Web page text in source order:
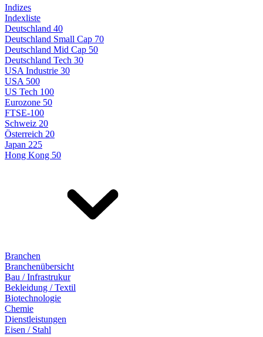
Indizes
Indexliste
Deutschland 40
Deutschland Small Cap 70
Deutschland Mid Cap 50
Deutschland Tech 30
USA Industrie 30
USA 500
US Tech 100
Eurozone 50
FTSE-100
Schweiz 20
Österreich 20
Japan 225
Hong Kong 50
Branchen
Branchenübersicht
Bau / Infrastrukur
Bekleidung / Textil
Biotechnologie
Chemie
Dienstleistungen
Eisen / Stahl